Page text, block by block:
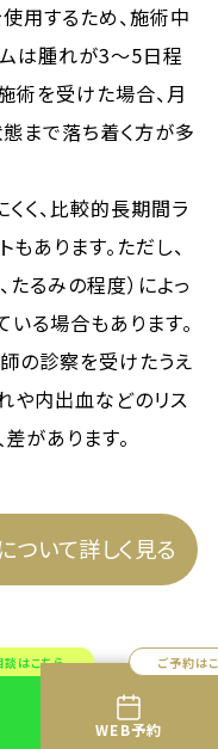
談はこちら ご予約は
WEB予約
用するため、施術中
は腫れが3〜5日程
術を受けた場合、月
まで落ち着く方が多
く、比較的長期間ラ
あります。ただし、
たるみの程度）によっ
る場合もあります。
の診察を受けたうえ
や内出血などのリス
があります。
いて詳しく見る